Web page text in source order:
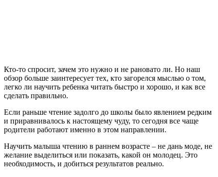
Кто-то спросит, зачем это нужно и не рановато ли. Но наш
обзор больше заинтересует тех, кто загорелся мыслью о том,
легко ли научить ребенка читать быстро и хорошо, и как все
сделать правильно.
Если раньше чтение задолго до школы было явлением редким
и приравнивалось к настоящему чуду, то сегодня все чаще
родители работают именно в этом направлении.
Научить малыша чтению в раннем возрасте – не дань моде, не
желание выделиться или показать, какой он молодец. Это
необходимость, и добиться результатов реально.